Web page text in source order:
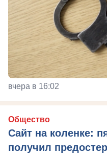
вчера в 16:02
Общество
Сайт на коленке:
получил